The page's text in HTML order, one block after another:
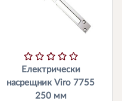
Електрически
насрещник Viro 7755
250 мм